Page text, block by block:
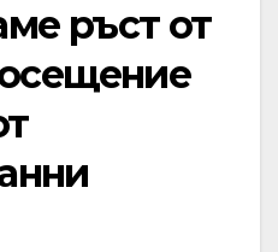
ръст от